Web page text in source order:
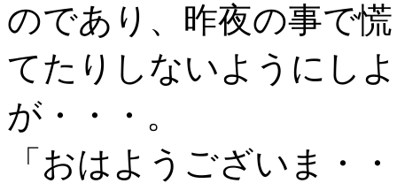
のであり、昨夜の事で慌
てたりしないようにし
が・・・。
「おはようございま・